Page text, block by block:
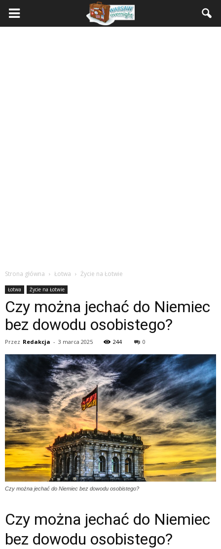
Strona główna Łotwa Życie na Łotwie
Łotwa Życie na Łotwie
Czy można jechać do Niemiec
bez dowodu osobistego?
Przez Redakcja - 3 marca 2025 244 0
Czy można jechać do Niemiec bez dowodu osobistego?
Czy można jechać do Niemiec
bez dowodu osobistego?